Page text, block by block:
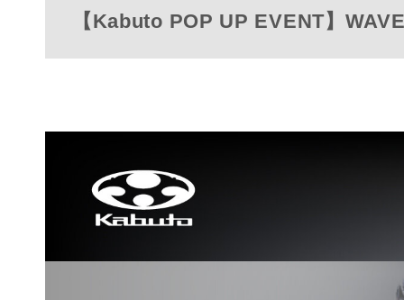
【Kabuto POP UP EVENT】